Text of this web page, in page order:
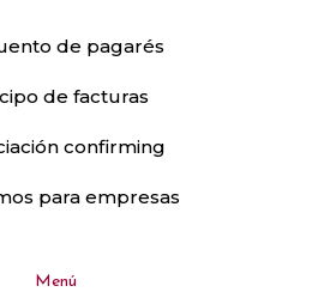
de pagarés
de facturas
confirming
para empresas
Menú